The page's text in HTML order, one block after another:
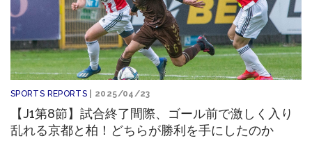
SPORTS REPORTS | 2025/04/23
【J1第8節】試合終了間際、ゴール前で激しく入り
乱れる京都と柏！どちらが勝利を手にしたのか